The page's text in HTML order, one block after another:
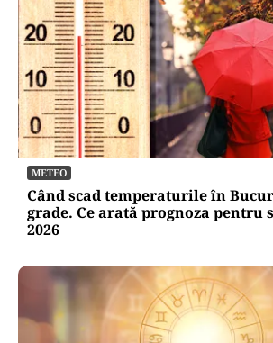
METEO
Când scad temperaturile în
grade. Ce arată prognoza pentru
2026